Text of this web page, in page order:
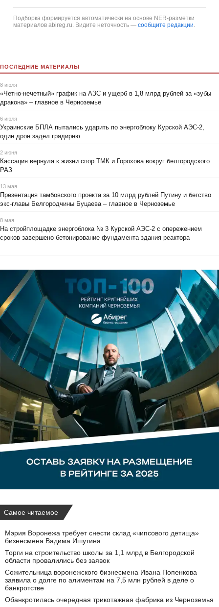
Подборка формируется автоматически на основе NER-разметки
материалов abireg.ru. Видите неточность — сообщите редакции
ПОСЛЕДНИЕ МАТЕРИАЛЫ
8 июля
«Четно-нечетный» график на АЗС и ущерб в 1,8 млрд рублей за «зубы
дракона» – главное в Черноземье
6 июля
Украинские БПЛА пытались ударить по энергоблоку Курской АЭС-2,
один дрон задел градирню
2 июня
Кассация вернула к жизни спор ТМК и Горохова вокруг белгородского
РАЗ
13 мая
Презентация тамбовского проекта за 10 млрд рублей Путину и бегство
экс-главы Белгородчины Буцаева – главное в Черноземье
8 мая
На стройплощадке энергоблока № 3 Курской АЭС-2 с опережением
сроков завершено бетонирование фундамента здания реактора
Самое читаемое
Мэрия Воронежа требует снести склад «чипсового детища»
бизнесмена Вадима Ишутина
Торги на строительство школы за 1,1 млрд в Белгородской
области провалились без заявок
Сожительница воронежского бизнесмена Ивана Попенкова
заявила о долге по алиментам на 7,5 млн рублей в деле о
банкротстве
Обанкротилась очередная трикотажная фабрика из Черноземья